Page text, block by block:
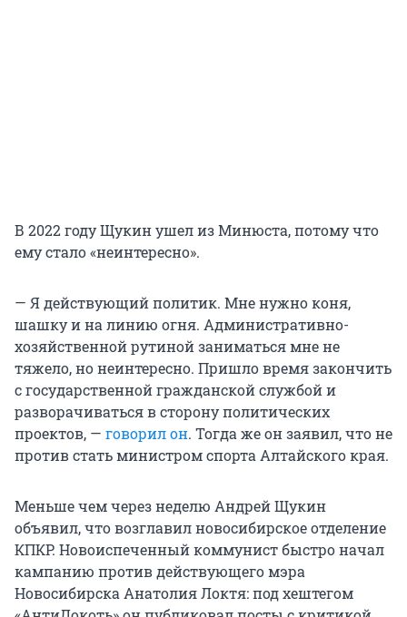
В 2022 году Щукин ушел из Минюста, потому что
ему стало «неинтересно».
— Я действующий политик. Мне нужно коня,
шашку и на линию огня. Административно-
хозяйственной рутиной заниматься мне не
тяжело, но неинтересно. Пришло время закончить
с государственной гражданской службой и
разворачиваться в сторону политических
проектов, — говорил он. Тогда же он заявил, что не
против стать министром спорта Алтайского края.
Меньше чем через неделю Андрей Щукин
объявил, что возглавил новосибирское отделение
КПКР. Новоиспеченный коммунист быстро начал
кампанию против действующего мэра
Новосибирска Анатолия Локтя: под хештегом